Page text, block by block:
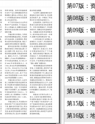
第07版：
第08版：
第09版：
第10版：
第11版：
第12版：
第13版：
第14版：
第15版：
第16版：